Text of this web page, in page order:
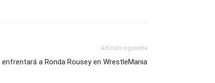
Artículo siguiente
a Ronda Rousey en WrestleMania